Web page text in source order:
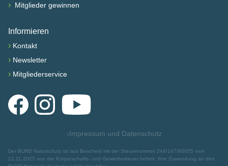
› Mitglieder gewinnen
Informieren
› Kontakt
› Newsletter
› Mitgliederservice
FacebookInstagramYouTube
›Impressum und Datenschutz
Der BUND Naturschutz ist laut Bescheid mit der Steuernummer 244/147/80055 vom
21.11.2025 von der Körperschafts- und Gewerbesteuer befreit. Ihre Zuwendung an den